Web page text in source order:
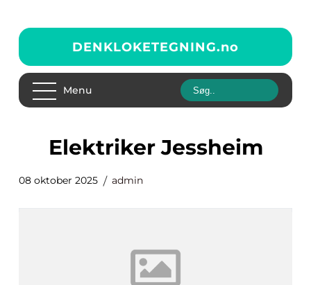
DENKLOKETEGNING.no
Menu
elektriker Jessheim
08 oktober 2025 admin